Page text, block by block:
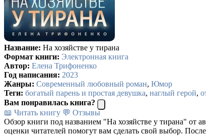
Название: На хозяйстве у тирана
Формат книги: Электронная книга
Автор: Елена Трифоненко
Год написания: 2023
Жанры: Современный любовный роман, Юмор
Теги: богатый парень и простая девушка, наглый герой,
Вам понравилась книга?
📖 Читать книгу 💬 Отзывы
Обзор книги под названием "На хозяйстве у тирана" от
оценки читателей помогут вам сделать свой выбор.